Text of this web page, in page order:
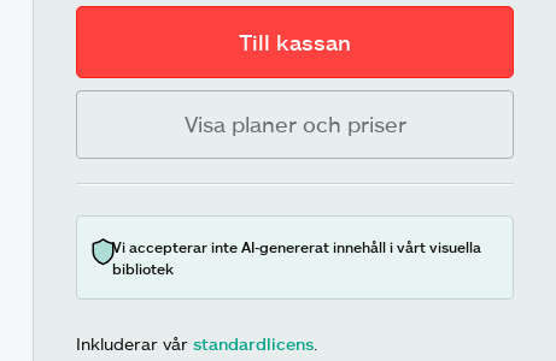
Till kassan
Visa planer och priser
Vi accepterar inte AI-genererat innehåll i vårt visuella
bibliotek
Inkluderar vår standardlicens